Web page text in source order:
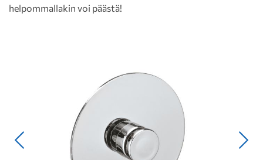
helpommallakin voi päästä!
Edellinen